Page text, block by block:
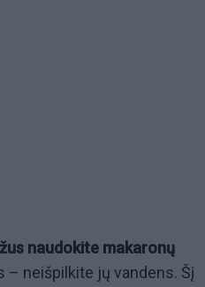
naudokite makaronų
– neišpilkite jų vandens. Šį